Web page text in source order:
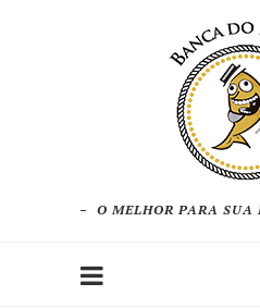
O MELHOR PARA SUA